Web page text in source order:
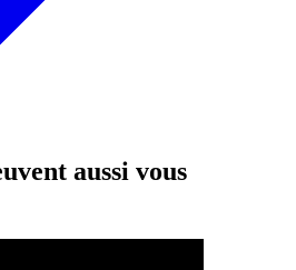
aussi vous